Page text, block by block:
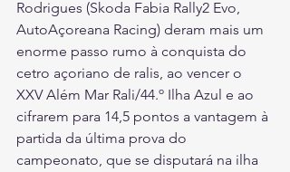
Rodrigues (Skoda Fabia Rally2 Evo,
AutoAçoreana Racing) deram mais um
enorme passo rumo à conquista do
cetro açoriano de ralis, ao vencer o
XXV Além Mar Rali/44.º Ilha Azul e ao
cifrarem para 14,5 pontos a vantagem à
partida da última prova do
campeonato, que se disputará na ilha